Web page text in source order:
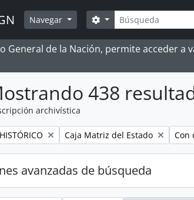
Navegar Búsqueda
Search options
General de la Nación, permite acceder
438
archivística
Remove filter:
Caja Matriz del Estado Con
avanzadas de búsqueda